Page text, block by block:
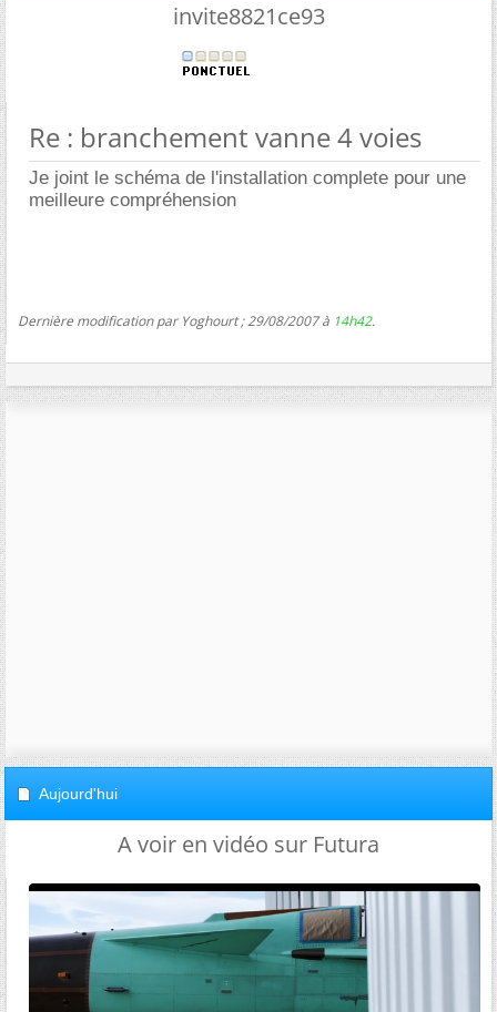
invite8821ce93
Re : branchement vanne 4 voies
Je joint le schéma de l'installation complete pour une
meilleure compréhension
Dernière modification par Yoghourt ; 29/08/2007 à 14h42.
Aujourd'hui
A voir en vidéo sur Futura